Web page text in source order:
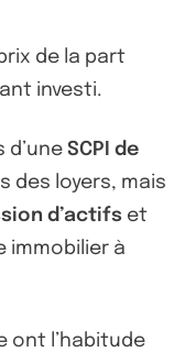
de la part
investi.
SCPI de
des loyers, mais
d’actifs et
immobilier à
ont l’habitude